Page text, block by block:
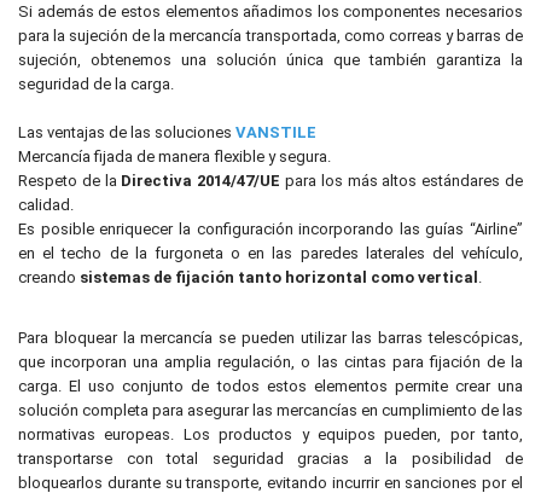
Si además de estos elementos añadimos los componentes necesarios
para la sujeción de la mercancía transportada, como correas y barras de
sujeción, obtenemos una solución única que también garantiza la
seguridad de la carga.
Las ventajas de las soluciones VANSTILE
Mercancía fijada de manera flexible y segura.
Respeto de la Directiva 2014/47/UE para los más altos estándares de
calidad.
Es posible enriquecer la configuración incorporando las guías “Airline”
en el techo de la furgoneta o en las paredes laterales del vehículo,
creando sistemas de fijación tanto horizontal como vertical
Para bloquear la mercancía se pueden utilizar las barras telescópicas,
que incorporan una amplia regulación, o las cintas para fijación de la
carga. El uso conjunto de todos estos elementos permite crear una
solución completa para asegurar las mercancías en cumplimiento de las
normativas europeas. Los productos y equipos pueden, por tanto,
transportarse con total seguridad gracias a la posibilidad de
bloquearlos durante su transporte, evitando incurrir en sanciones por el